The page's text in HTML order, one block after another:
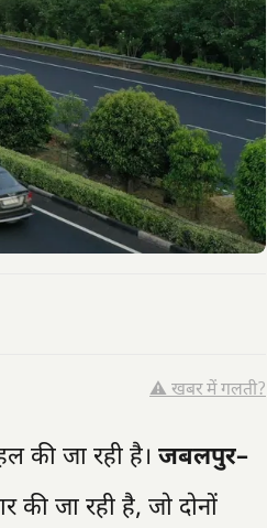
⚠️ खबर में गलती?
की जा रही है। जबलपुर–
की जा रही है, जो दोनों